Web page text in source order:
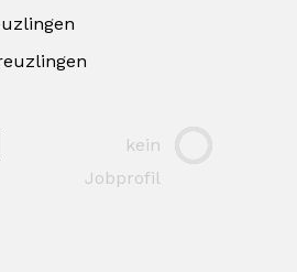
kein
Jobprofil